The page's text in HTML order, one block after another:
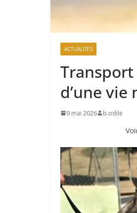
ACTUALITÉS
d’une
9 mai 2026 b.odile